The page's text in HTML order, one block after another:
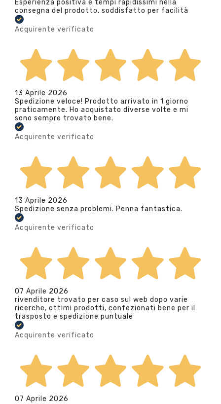
Esperienza positiva e tempi rapidissimi nella
consegna del prodotto. soddisfatto per facilità
Acquirente verificato
13 Aprile 2026
Spedizione veloce! Prodotto arrivato in 1 giorno
praticamente. Ho acquistato diverse volte e mi
sono sempre trovato bene.
Acquirente verificato
13 Aprile 2026
Spedizione senza problemi. Penna fantastica.
Acquirente verificato
07 Aprile 2026
rivenditore trovato per caso sul web dopo varie
ricerche, ottimi prodotti, confezionati bene per il
trasposto e spedizione puntuale
Acquirente verificato
07 Aprile 2026